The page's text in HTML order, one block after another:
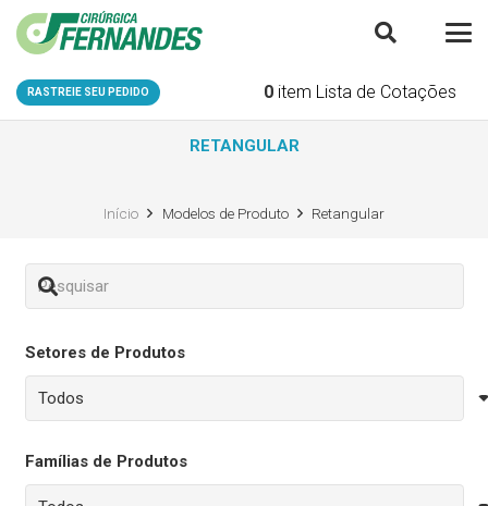
RASTREIE SEU PEDIDO 0 item Lista de Cotações
RETANGULAR
Início Modelos de Produto Retangular
Setores de Produtos
Famílias de Produtos